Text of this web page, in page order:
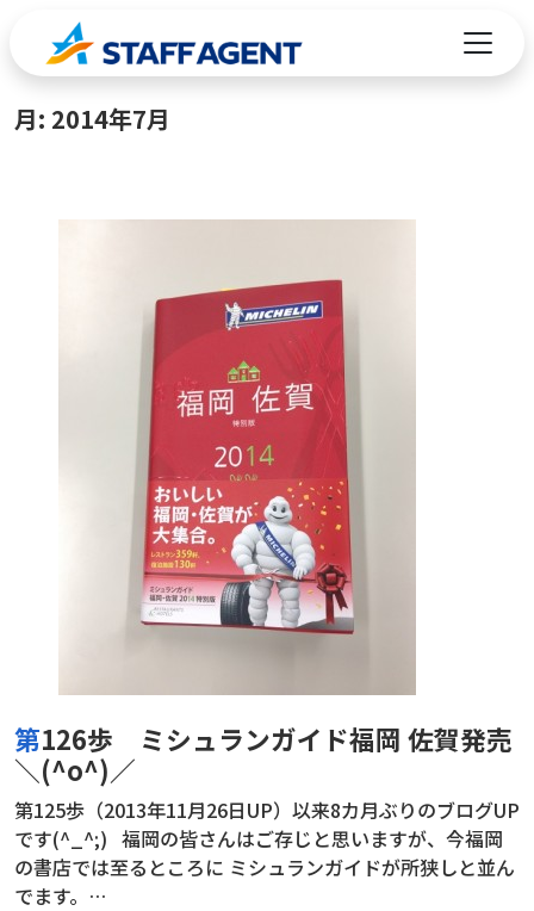
コンテンツへスキップ
月: 2014年7月
第126歩 ミシュランガイド福岡 佐賀発売
＼(^o^)／
第125歩（2013年11月26日UP）以来8カ月ぶりのブログUP
です(^_^;) 福岡の皆さんはご存じと思いますが、今福岡
の書店では至るところに ミシュランガイドが所狭しと並ん
でます。…